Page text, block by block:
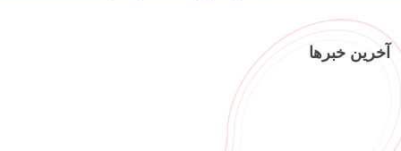
آخرین خبرها